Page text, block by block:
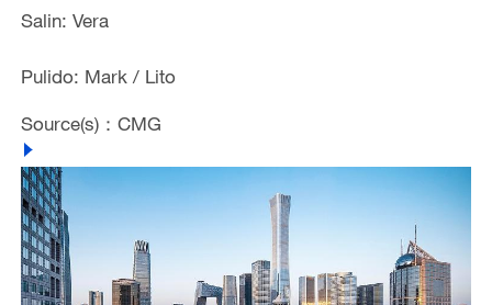
Salin: Vera
Pulido: Mark / Lito
Source(s)：CMG